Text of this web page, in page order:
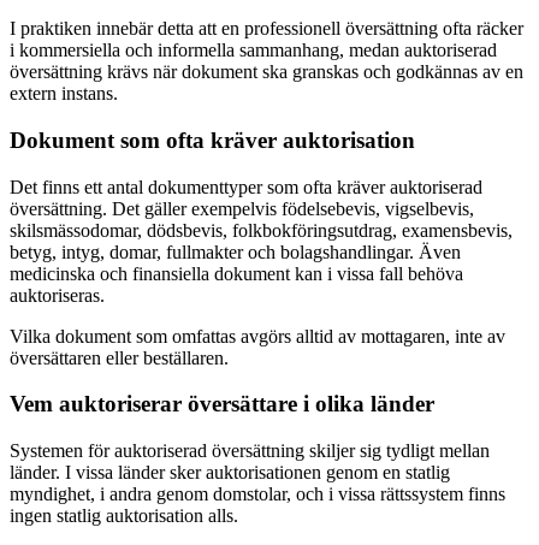
I praktiken innebär detta att en professionell översättning ofta räcker
i kommersiella och informella sammanhang, medan auktoriserad
översättning krävs när dokument ska granskas och godkännas av en
extern instans.
Dokument som ofta kräver auktorisation
Det finns ett antal dokumenttyper som ofta kräver auktoriserad
översättning. Det gäller exempelvis födelsebevis, vigselbevis,
skilsmässodomar, dödsbevis, folkbokföringsutdrag, examensbevis,
betyg, intyg, domar, fullmakter och bolagshandlingar. Även
medicinska och finansiella dokument kan i vissa fall behöva
auktoriseras.
Vilka dokument som omfattas avgörs alltid av mottagaren, inte av
översättaren eller beställaren.
Vem auktoriserar översättare i olika länder
Systemen för auktoriserad översättning skiljer sig tydligt mellan
länder. I vissa länder sker auktorisationen genom en statlig
myndighet, i andra genom domstolar, och i vissa rättssystem finns
ingen statlig auktorisation alls.